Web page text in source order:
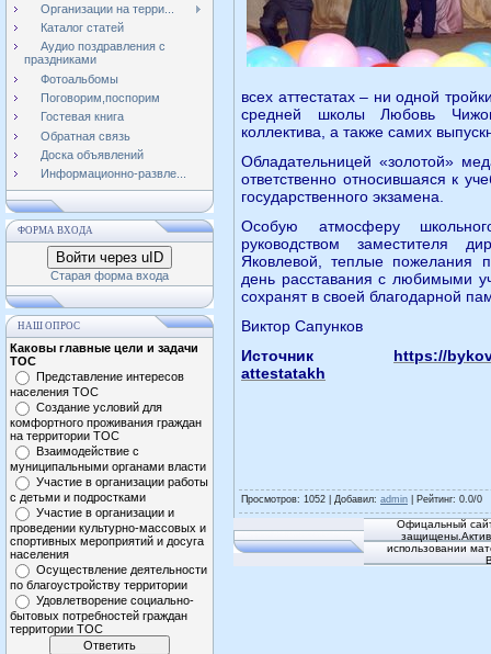
Организации на терри...
Каталог статей
Аудио поздравления с
праздниками
Фотоальбомы
Поговорим,поспорим
Гостевая книга
Обратная связь
Доска объявлений
Информационно-развле...
ФОРМА ВХОДА
Войти через uID
Старая форма входа
НАШ ОПРОС
Каковы главные цели и задачи
ТОС
Представление интересов
населения ТОС
Создание условий для
комфортного проживания граждан
на территории ТОС
Взаимодействие с
муниципальными органами власти
Участие в организации работы
с детьми и подростками
Участие в организации и
проведении культурно-массовых и
спортивных мероприятий и досуга
населения
Осуществление деятельности
по благоустройству территории
Удовлетворение социально-
бытовых потребностей граждан
территории ТОС
всех аттестатах – ни одной
средней школы Любовь
коллектива, а также самих
Обладательницей «золотой»
ответственно относившаяся к
государственного экзамена.
Особую атмосферу
руководством заместителя
Яковлевой, теплые пожелания
день расставания с любимыми
сохранят в своей благодарной
Виктор Сапунков
Источник https://
attestatakh
Просмотров: 1052 | Добавил: admin Рейтинг: 0.0/0
Офицальный
использовании